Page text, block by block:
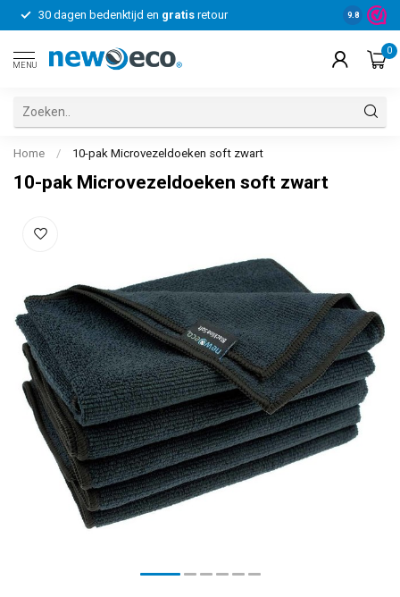
30 dagen bedenktijd en gratis retour Voor
9.8
MENU
0
Home / 10-pak Microvezeldoeken soft zwart
10-pak Microvezeldoeken soft zwart